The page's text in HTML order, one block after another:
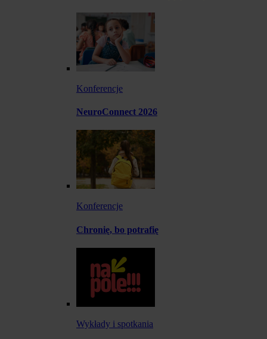
Konferencje
NeuroConnect 2026
Konferencje
Chronię, bo potrafię
Wykłady i spotkania